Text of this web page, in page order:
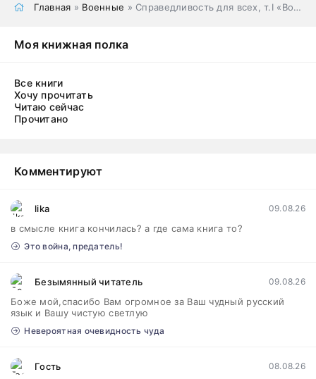
Главная » Военные » Справедливость для всех, т.I «Восемь самураев»
Моя книжная полка
Все книги
Хочу прочитать
Читаю сейчас
Прочитано
Комментируют
lika 09.08.26
в смысле книга кончилась? а где сама книга то?
Это война, предатель!
Безымянный читатель 09.08.26
Боже мой,спасибо Вам огромное за Ваш чудный русский
язык и Вашу чистую светлую
Невероятная очевидность чуда
Гость 08.08.26